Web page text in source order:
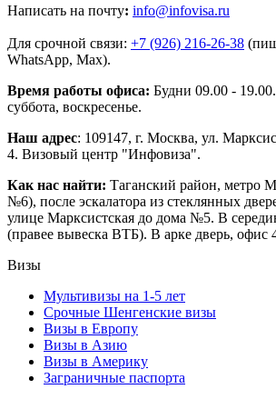
Написать на почту: info@infovisa.ru
Для срочной связи: +7 (926) 216-26-38
WhatsApp, Max).
Время работы офиса: Будни 09.00 -
суббота, воскресенье.
Наш адрес: 109147, г. Москва, ул.
4. Визовый центр "Инфовиза".
Как нас найти: Таганский район, метро
№6), после эскалатора из стеклянных
улице Марксистская до дома №5. В
(правее вывеска ВТБ). В арке дверь, офис
Визы
Мультивизы на 1-5 лет
Срочные Шенгенские визы
Визы в Европу
Визы в Азию
Визы в Америку
Заграничные паспорта